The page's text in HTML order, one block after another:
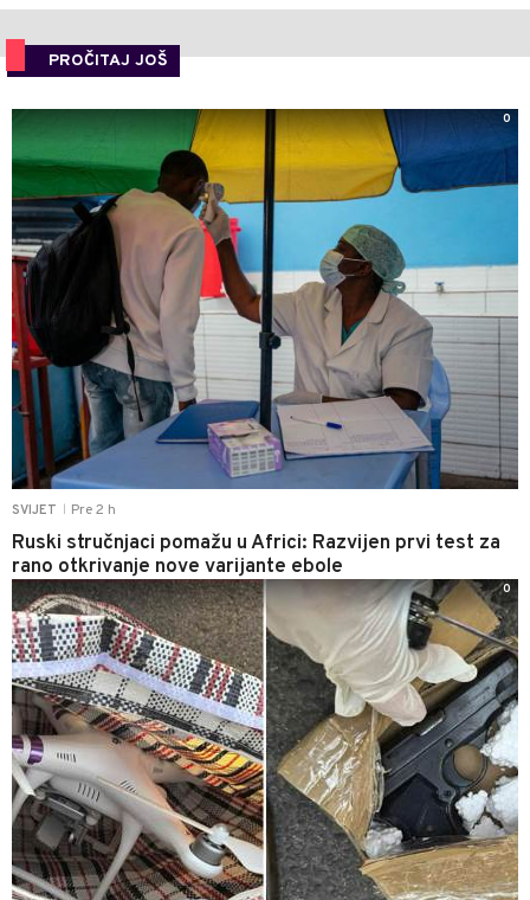
PROČITAJ JOŠ
SVIJET Pre 2 h
Ruski stručnjaci pomažu u Africi: Razvijen prvi test za
rano otkrivanje nove varijante ebole
0
0